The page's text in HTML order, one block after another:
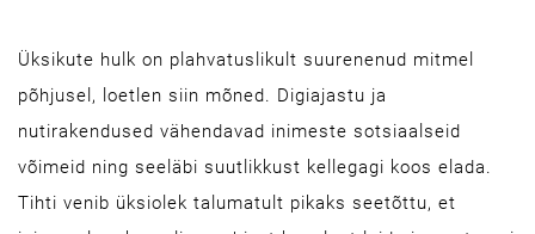
Üksikute hulk on plahvatuslikult suurenenud mitmel
põhjusel, loetlen siin mõned. Digiajastu ja
nutirakendused vähendavad inimeste sotsiaalseid
võimeid ning seeläbi suutlikkust kellegagi koos elada.
Tihti venib üksiolek talumatult pikaks seetõttu, et